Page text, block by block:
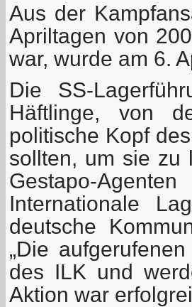
Aus der
Apriltagen von
war, wurde am 6.
Die SS-
Häftlinge, von
politische Kopf
sollten, um sie zu
Gestapo-
Internationale
deutsche
„Die
des ILK und
Aktion war